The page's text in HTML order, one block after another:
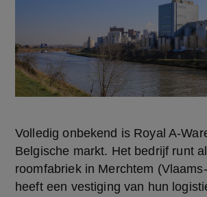
Volledig onbekend is Royal A-
Belgische markt. Het bedrijf runt
roomfabriek in Merchtem
heeft een vestiging van hun